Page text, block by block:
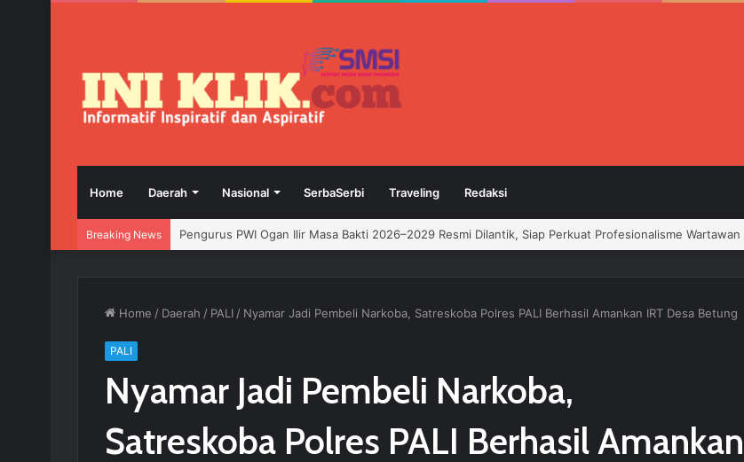
Home Daerah Nasional SerbaSerbi Traveling Redaksi
Breaking News
Jelang HUT RI, 3 Sumur Infill Baru di Zona 4 Dukung Kedaulatan Energi
Home / Daerah / PALI / Nyamar Jadi Pembeli Narkoba, Satreskoba Polres PALI Berhasil Amankan IRT Desa Betung
PALI
Nyamar Jadi Pembeli Narkoba,
Satreskoba Polres PALI Berhasil Amankan